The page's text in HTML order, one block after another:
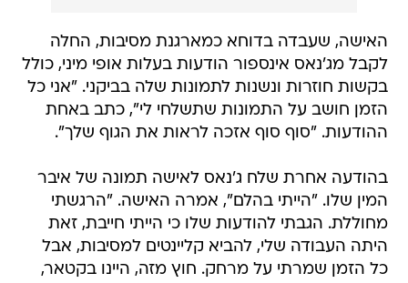
האישה, שעבדה בדוחא כמארגנת מסיבות, החלה
לקבל מג'נאס אינספור הודעות בעלות אופי מיני, כולל
בקשות חוזרות ונשנות לתמונות שלה בביקני. "אני כל
הזמן חושב על התמונות שתשלחי לי", כתב באחת
ההודעות. "סוף סוף אזכה לראות את הגוף שלך".
בהודעה אחרת שלח ג'נאס לאישה תמונה של איבר
המין שלו. "הייתי בהלם", אמרה האישה. "הרגשתי
מחוללת. הגבתי להודעות שלו כי הייתי חייבת, זאת
היתה העבודה שלי, להביא קליינטים למסיבות, אבל
כל הזמן שמרתי על מרחק. חוץ מזה, היינו בקטאר,